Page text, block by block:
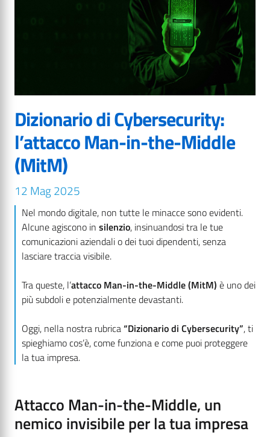
Dizionario di Cybersecurity:
l’attacco Man-in-the-Middle
(MitM)
12 Mag 2025
Nel mondo digitale, non tutte le minacce sono evidenti.
Alcune agiscono in silenzio, insinuandosi tra le tue
comunicazioni aziendali o dei tuoi dipendenti, senza
lasciare traccia visibile.
Tra queste, l’attacco Man-in-the-Middle (MitM) è uno dei
più subdoli e potenzialmente devastanti.
Oggi, nella nostra rubrica“Dizionario di Cybersecurity”, ti
spieghiamo cos’è, come funziona e come puoi proteggere
la tua impresa.
Attacco Man-in-the-Middle, un
nemico invisibile per la tua impresa